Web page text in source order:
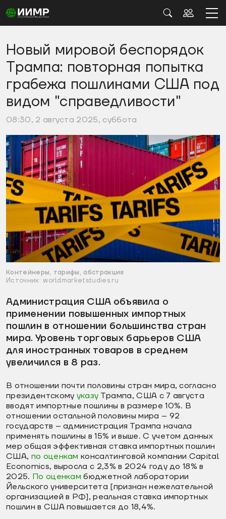
Новый мировой беспорядок
Трампа: повторная попытка
грабежа пошлинами США под
видом "справедливости"
08:30, 2 августа 2025, суббота
Контейнеры, тарифы, абстракция
Источник: worldmarketstudies.ru
Администрация США объявила о
применении повышенных импортных
пошлин в отношении большинства стран
мира. Уровень торговых барьеров США
для иностранных товаров в среднем
увеличился в 8 раз.
В отношении почти половины стран мира, согласно
президентскому указу Трампа, США с 7 августа
вводят импортные пошлины в размере 10%. В
отношении остальной половины мира – 92
государств – администрация Трампа начала
применять пошлины в 15% и выше. С учетом данных
мер общая эффективная ставка импортных пошлин
США, по оценкам консалтинговой компании Capital
Economics, выросла с 2,3% в 2024 году до 18% в
2025. По оценкам бюджетной лаборатории
Йельского университета [признан нежелательной
организацией в РФ], реальная ставка импортных
пошлин в США повышается до 18,4%.